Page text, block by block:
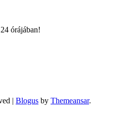
órájában!
| Blogus by Themeansar.